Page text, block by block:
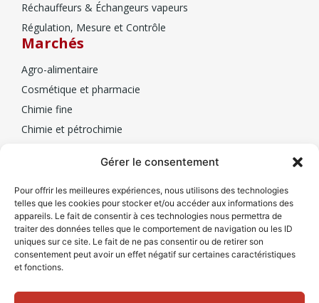
Gérer le consentement
Pour offrir les meilleures expériences, nous utilisons des technologies
telles que les cookies pour stocker et/ou accéder aux informations des
appareils. Le fait de consentir à ces technologies nous permettra de
traiter des données telles que le comportement de navigation ou les ID
uniques sur ce site. Le fait de ne pas consentir ou de retirer son
consentement peut avoir un effet négatif sur certaines caractéristiques
et fonctions.
Réchauffeurs & Échangeurs vapeurs
Régulation, Mesure et Contrôle
Marchés
Agro-alimentaire
Cosmétique et pharmacie
Chimie fine
Chimie et pétrochimie
Qui sommes-nous
Nos partenaires
Contacts
Nous contacter